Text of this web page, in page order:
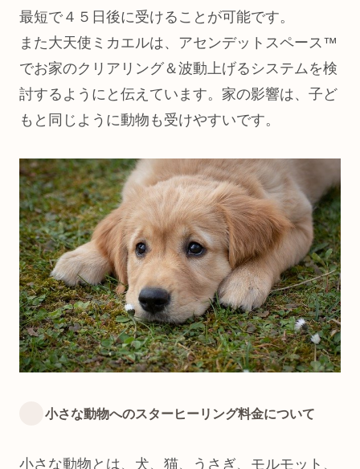
最短で４５日後に受けることが可能です。
また大天使ミカエルは、アセンデットスペース™
でお家のクリアリング＆波動上げるシステムを検
討するようにと伝えています。家の影響は、子ど
もと同じように動物も受けやすいです。
小さな動物へのスターヒーリング料金について
小さな動物とは、犬、猫、うさぎ、モルモット、